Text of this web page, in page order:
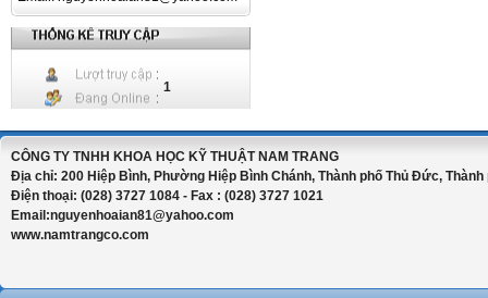
1
CÔNG TY TNHH KHOA HỌC KỸ THUẬT NAM TRANG
Địa chỉ: 200 Hiệp Bình, Phường Hiệp Bình Chánh, Thành phố Thủ Đức, Thành
Điện thoại: (028) 3727 1084 - Fax : (028) 3727 1021
Email:nguyenhoaian81@yahoo.com
www.namtrangco.com